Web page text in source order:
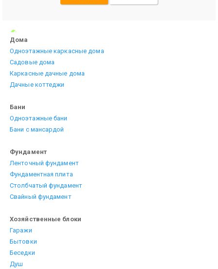
Дома
Одноэтажные каркасные дома
Садовые дома
Каркасные дачные дома
Дачные коттеджи
Бани
Одноэтажные бани
Бани с мансардой
Фундамент
Ленточный фундамент
Фундаментная плита
Столбчатый фундамент
Свайный фундамент
Хозяйственные блоки
Гаражи
Бытовки
Беседки
Душ